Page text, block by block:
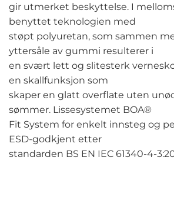
gir utmerket beskyttelse. I
benyttet teknologien med
støpt polyuretan, som sammen
yttersåle av gummi resulterer i
en svært lett og slitesterk
en skallfunksjon som
skaper en glatt overflate uten
sømmer. Lissesystemet BOA®
Fit System for enkelt innsteg og
ESD-godkjent etter
standarden BS EN IEC 61340-4-